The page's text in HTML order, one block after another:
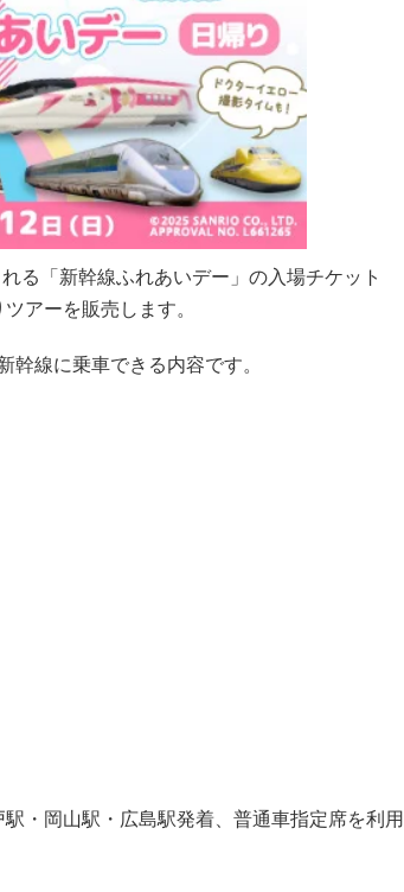
る「新幹線ふれあいデー」の入場チケット
アーを販売します。
線に乗車できる内容です。
・岡山駅・広島駅発着、普通車指定席を利用